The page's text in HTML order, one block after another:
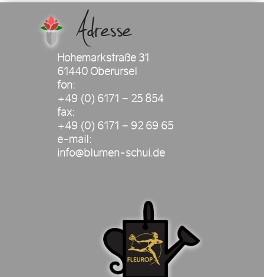
Adresse
Hohemarkstraße 31
61440 Oberursel
fon:
+49 (0) 6171 – 25 854
fax:
+49 (0) 6171 – 92 69 65
e-mail:
info@blumen-schui.de